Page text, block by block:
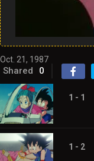
Oct. 21, 1987
Shared 0
1 - 1
1 - 2